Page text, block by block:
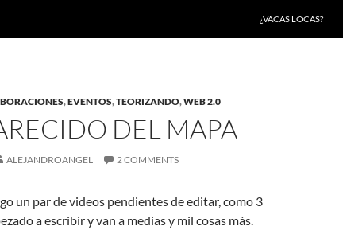
¿VACAS LOCAS?
,EVENTOS,TEORIZANDO,WEB 2.0
DEL MAPA
ALEJANDROANGEL 2 COMMENTS
un par de videos pendientes de editar, como 3
a escribir y van a medias y mil cosas más.